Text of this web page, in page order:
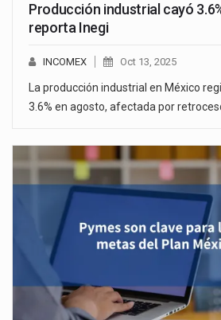
Producción industrial cayó
reporta Inegi
INCOMEX Oct 13, 2025
La producción industrial en México
3.6% en agosto, afectada por